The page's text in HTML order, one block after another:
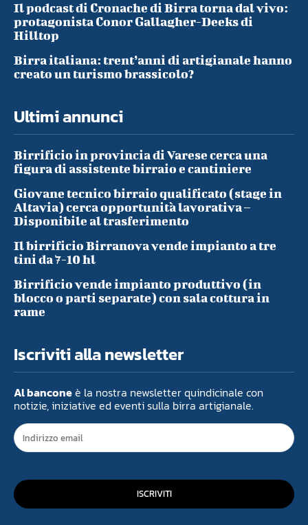
Il podcast di Cronache di Birra torna dal vivo:
protagonista Conor Gallagher-Deeks di
Hilltop
Birra italiana: trent’anni di artigianale hanno
creato un turismo brassicolo?
Ultimi annunci
Birrificio in provincia di Varese cerca una
figura di assistente birraio e cantiniere
Giovane tecnico birraio qualificato (stage in
Altavia) cerca opportunità lavorativa –
Disponibile al trasferimento
Il birrificio Birranova vende impianto a tre
tini da 7-10 hl
Birrificio vende impianto produttivo (in
blocco o parti separate) con sala cottura in
rame
Iscriviti alla newsletter
Al banconeè la nostra newsletter quindicinale con
notizie, iniziative ed eventi sulla birra artigianale.
ISCRIVITI